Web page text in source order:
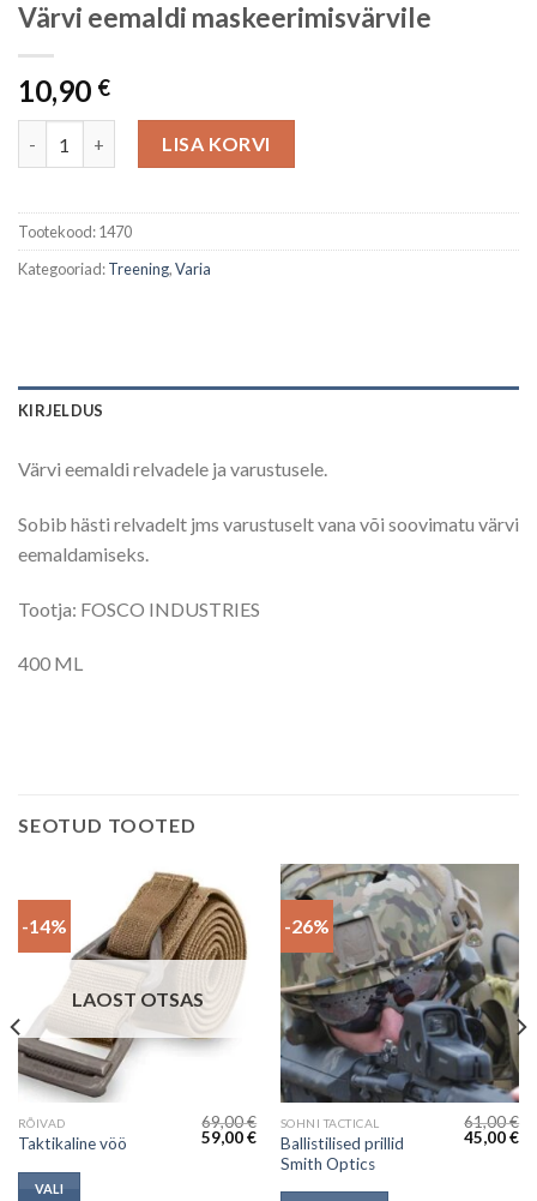
Värvi eemaldi maskeerimisvärvile
10,90 €
LISA KORVI
Tootekood:1470
Kategooriad:Treening,Varia
KIRJELDUS
Värvi eemaldi relvadele ja varustusele.
Sobib hästi relvadelt jms varustuselt vana või soovimatu värvi
eemaldamiseks.
Tootja: FOSCO INDUSTRIES
400 ML
SEOTUD TOOTED
-14%
LAOST OTSAS
RÕIVAD
Taktikaline vöö
69,00€
Algne
hind
59,00€Current
price
VALI
This
product
has
-26%
SOHNI TACTICAL
Ballistilised prillid
Smith Optics
61,00€
Algne
hind
45,00€
€.